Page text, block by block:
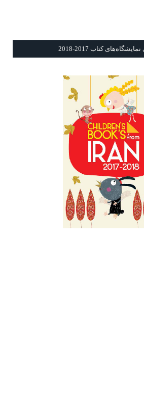
كتاب 2017-2018